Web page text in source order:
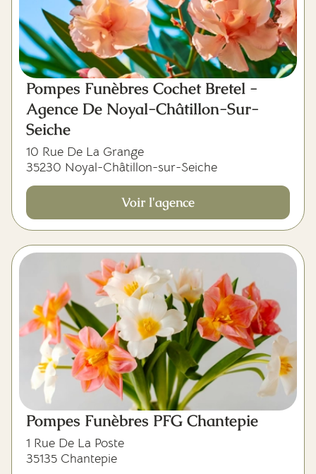
Pompes Funèbres Cochet Bretel -
Agence De Noyal-Châtillon-Sur-
Seiche
10 Rue De La Grange
35230 Noyal-Châtillon-sur-Seiche
Voir l'agence
Pompes Funèbres PFG Chantepie
1 Rue De La Poste
35135 Chantepie